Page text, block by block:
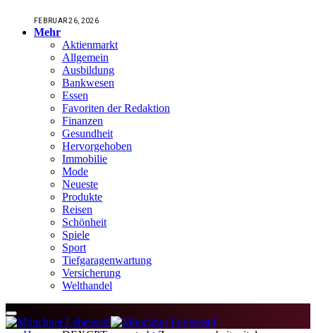
FEBRUAR 26, 2026
Mehr
Aktienmarkt
Allgemein
Ausbildung
Bankwesen
Essen
Favoriten der Redaktion
Finanzen
Gesundheit
Hervorgehoben
Immobilie
Mode
Neueste
Produkte
Reisen
Schönheit
Spiele
Sport
Tiefgaragenwartung
Versicherung
Welthandel